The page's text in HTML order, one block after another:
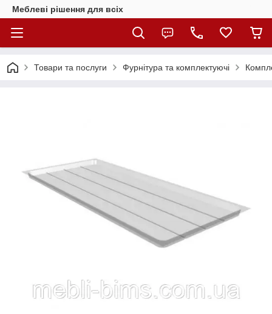
Меблеві рішення для всіх
Товари та послуги Фурнітура та комплектуючі